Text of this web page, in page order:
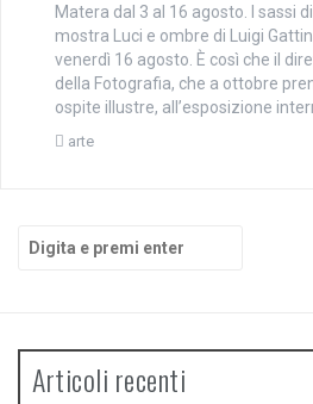
Matera dal 3 al 16 agosto. I sassi
mostra Luci e ombre di Luigi
venerdì 16 agosto. È così che il
della Fotografia, che a ottobre
ospite illustre, all’esposizione
arte
Articoli recenti